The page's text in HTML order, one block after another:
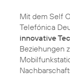
Mit dem Self
Telefónica
innovative
Beziehungen